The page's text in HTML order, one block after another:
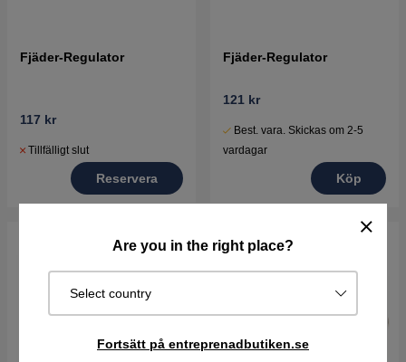
Are you in the right place?
Select country
Fortsätt på entreprenadbutiken.se
Fjäder-Regulator
117 kr
Tillfälligt slut
Reservera
Fjäder-Regulator
121 kr
Best. vara. Skickas om 2-5
vardagar
Köp